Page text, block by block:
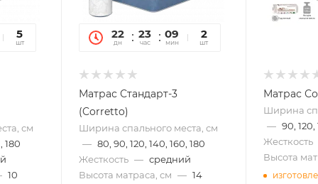
19
сек
5
шт
см
180
10
22
дн
23
час
09
мин
19
сек
2
шт
Матрас Стандарт-3
(Corretto)
Ширина спального места, см
— 80, 90, 120, 140, 160, 180
Жесткость — средний
Высота матраса, см — 14
Матрас
Ширина
— 90, 120,
Жесткость
Высота